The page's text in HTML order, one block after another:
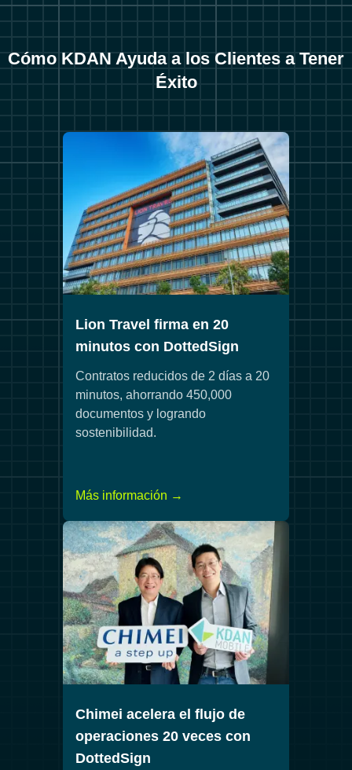
Cómo KDAN Ayuda a los Clientes a Tener
Éxito
Lion Travel firma en 20
minutos con DottedSign
Contratos reducidos de 2 días a 20
minutos, ahorrando 450,000
documentos y logrando
sostenibilidad.
Más información →
Chimei acelera el flujo de
operaciones 20 veces con
DottedSign